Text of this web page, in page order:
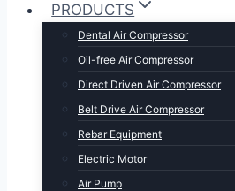
PRODUCTS
Dental Air Compressor
Oil-free Air Compressor
Direct Driven Air Compressor
Belt Drive Air Compressor
Rebar Equipment
Electric Motor
Air Pump